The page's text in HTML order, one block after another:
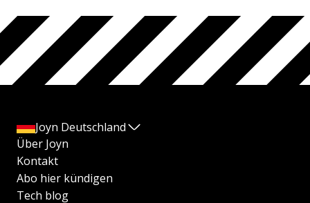
Joyn Deutschland
Über Joyn
Kontakt
Abo hier kündigen
Tech blog